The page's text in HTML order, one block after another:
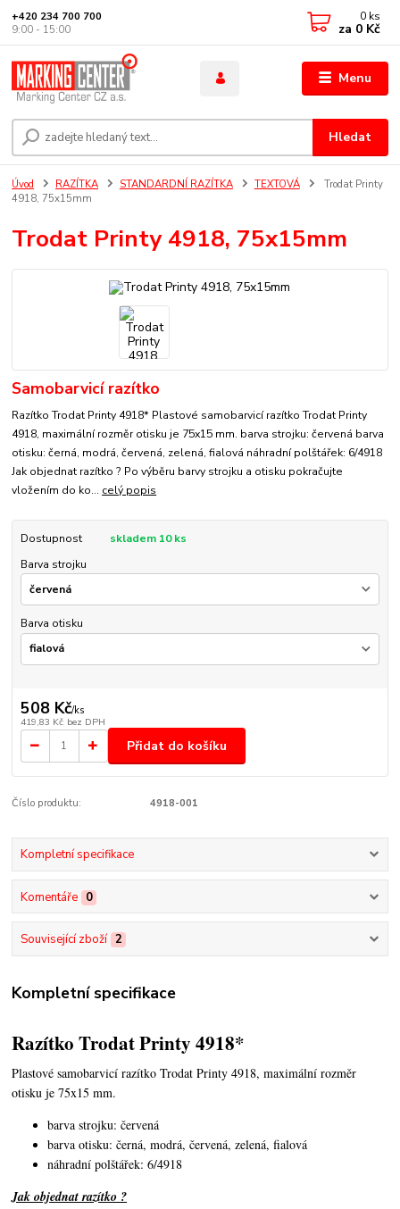
Menu
Hledat
+420 234 700 700
9:00 - 15:00
0 ks
za 0 Kč
Úvod RAZÍTKA STANDARDNÍ RAZÍTKA TEXTOVÁ
Trodat Printy
4918, 75x15mm
Trodat Printy 4918, 75x15mm
Samobarvicí razítko
Razítko Trodat Printy 4918* Plastové samobarvicí razítko Trodat Printy
4918, maximální rozměr otisku je 75x15 mm. barva strojku: červená barva
otisku: černá, modrá, červená, zelená, fialová náhradní polštářek: 6/4918
Jak objednat razítko ? Po výběru barvy strojku a otisku pokračujte
vložením do ko... celý popis
Dostupnost
skladem 10 ks
Barva strojku
Barva otisku
508 Kč/ks
419,83 Kč bez DPH
Přidat do košíku
Číslo produktu: 4918-001
Kompletní specifikace
Komentáře 0
Související zboží 2
Kompletní specifikace
Razítko Trodat Printy 4918*
Plastové samobarvicí razítko Trodat Printy 4918,maximální rozměr
otisku je 75x15 mm.
barva strojku: červená
barva otisku: černá, modrá, červená, zelená, fialová
náhradní polštářek: 6/4918
Jak objednat razítko ?